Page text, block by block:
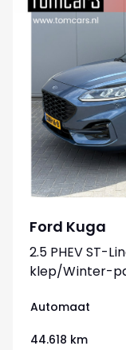
Ford Kuga
2.5 PHEV ST-
klep/Winter-
Automaat
44.618 km